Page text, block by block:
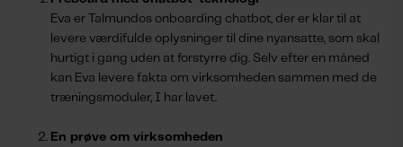
Eva er Talmundos onboarding chatbot, der er klar til at
levere værdifulde oplysninger til dine nyansatte, som skal
hurtigt i gang uden at forstyrre dig. Selv efter en måned
kan Eva levere fakta om virksomheden sammen med de
træningsmoduler, I har lavet.
En prøve om virksomheden